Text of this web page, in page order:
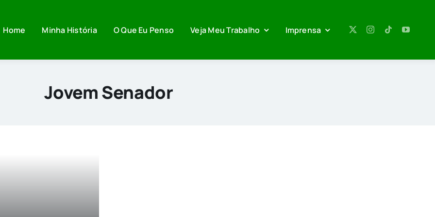
Home Minha História O Que Eu Penso Veja Meu Trabalho Imprensa
Jovem Senador